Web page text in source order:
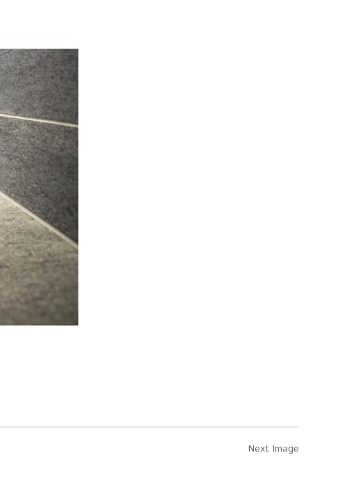
Next Image